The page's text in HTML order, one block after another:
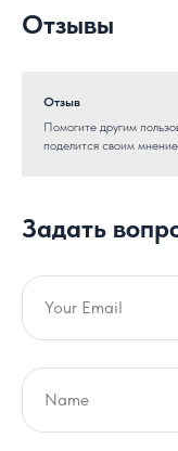
Отзывы
Отзыв
Помогите другим
поделится своим
Задать